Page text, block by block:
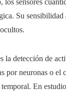
Su sensibilidad
la detección de
por neuronas o
En